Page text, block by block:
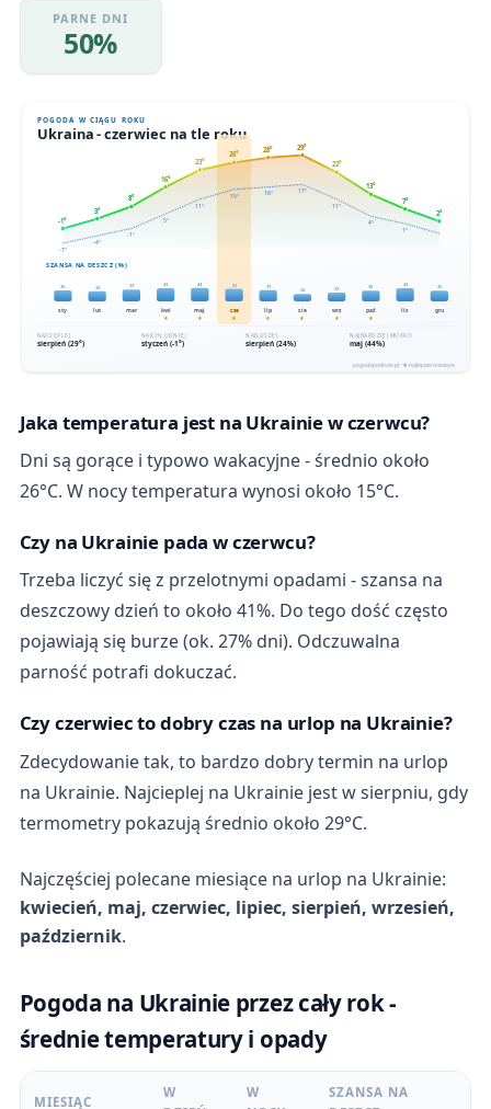
PARNE DNI
50%
Jaka temperatura jest na Ukrainie w czerwcu?
Dni są gorące i typowo wakacyjne - średnio około
26°C. W nocy temperatura wynosi około 15°C.
Czy na Ukrainie pada w czerwcu?
Trzeba liczyć się z przelotnymi opadami - szansa na
deszczowy dzień to około 41%. Do tego dość często
pojawiają się burze (ok. 27% dni). Odczuwalna
parność potrafi dokuczać.
Czy czerwiec to dobry czas na urlop na Ukrainie?
Zdecydowanie tak, to bardzo dobry termin na urlop
na Ukrainie. Najcieplej na Ukrainie jest w sierpniu, gdy
termometry pokazują średnio około 29°C.
Najczęściej polecane miesiące na urlop na Ukrainie:
kwiecień, maj, czerwiec, lipiec, sierpień, wrzesień,
październik.
Pogoda na Ukrainie przez cały rok -
średnie temperatury i opady
MIESIĄC
W
W
SZANSA NA